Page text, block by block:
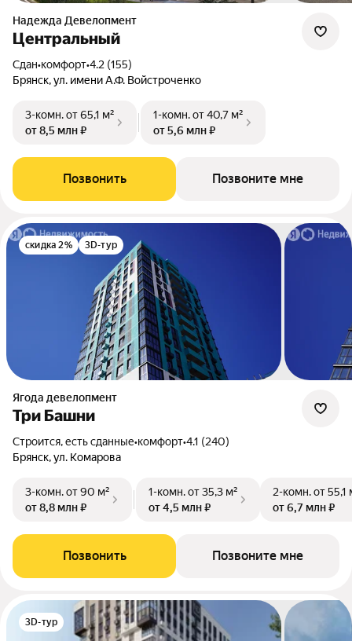
Надежда Девелопмент
Центральный
Сдан•комфорт•4.2 (155)
Брянск, ул. имени А.Ф. Войстроченко
3-комн.от 65,1 м²
от 8,5 млн ₽
1-комн.от 40,7 м²
от 5,6 млн ₽
Позвонить Позвоните мне
скидка 2% 3D-тур
Ягода девелопмент
Три Башни
Строится, есть сданные•комфорт•4.1 (240)
Брянск, ул. Комарова
3-комн.от 90 м²
от 8,8 млн ₽
1-комн.от 35,3 м²
от 4,5 млн ₽
2-комн.от 55,1
от 6,7 млн ₽
Позвонить Позвоните мне
3D-тур